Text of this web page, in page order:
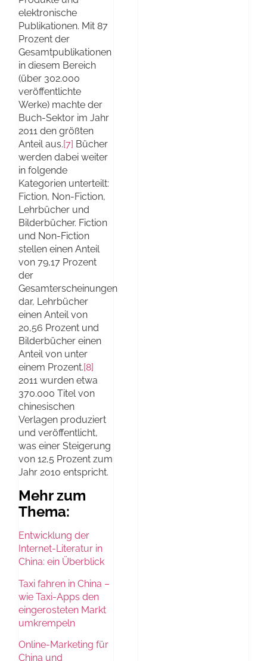
elektronische
Publikationen. Mit 87
Prozent der
Gesamtpublikationen
in diesem Bereich
(über 302.000
veröffentlichte
Werke) machte der
Buch-Sektor im Jahr
2011 den größten
Anteil aus.[7] Bücher
werden dabei weiter
in folgende
Kategorien unterteilt:
Fiction, Non-Fiction,
Lehrbücher und
Bilderbücher. Fiction
und Non-Fiction
stellen einen Anteil
von 79,17 Prozent
der
Gesamterscheinungen
dar, Lehrbücher
einen Anteil von
20,56 Prozent und
Bilderbücher einen
Anteil von unter
einem Prozent.[8]
2011 wurden etwa
370.000 Titel von
chinesischen
Verlagen produziert
und veröffentlicht,
was einer Steigerung
von 12,5 Prozent zum
Jahr 2010 entspricht.
Mehr zum
Thema:
Entwicklung der
Internet-Literatur in
China: ein Überblick
Taxi fahren in China –
wie Taxi-Apps den
eingerosteten Markt
umkrempeln
Online-Marketing für
China und